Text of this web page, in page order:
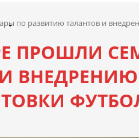
по развитию талантов и
ПРОШЛИ